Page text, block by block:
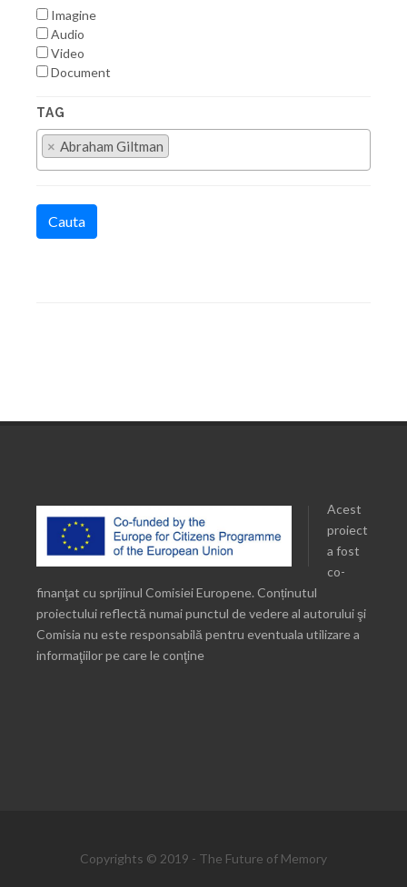
Imagine
Audio
Video
Document
TAG
× Abraham Giltman
Cauta
Acest
proiect
a fost
co-
finanţat cu sprijinul Comisiei Europene. Conținutul
proiectului reflectă numai punctul de vedere al autorului şi
Comisia nu este responsabilă pentru eventuala utilizare a
informaţiilor pe care le conţine
Copyrights © 2019 - The Future of Memory